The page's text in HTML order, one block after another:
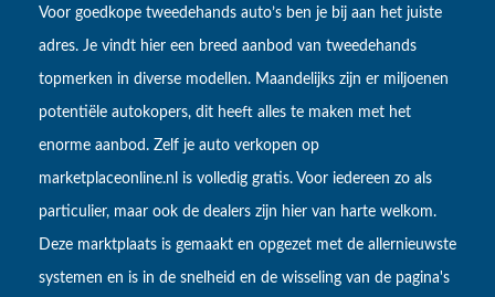
Voor goedkope tweedehands auto’s ben je bij aan het juiste
adres. Je vindt hier een breed aanbod van tweedehands
topmerken in diverse modellen. Maandelijks zijn er miljoenen
potentiële autokopers, dit heeft alles te maken met het
enorme aanbod. Zelf je auto verkopen op
marketplaceonline.nl is volledig gratis. Voor iedereen zo als
particulier, maar ook de dealers zijn hier van harte welkom.
Deze marktplaats is gemaakt en opgezet met de allernieuwste
systemen en is in de snelheid en de wisseling van de pagina's